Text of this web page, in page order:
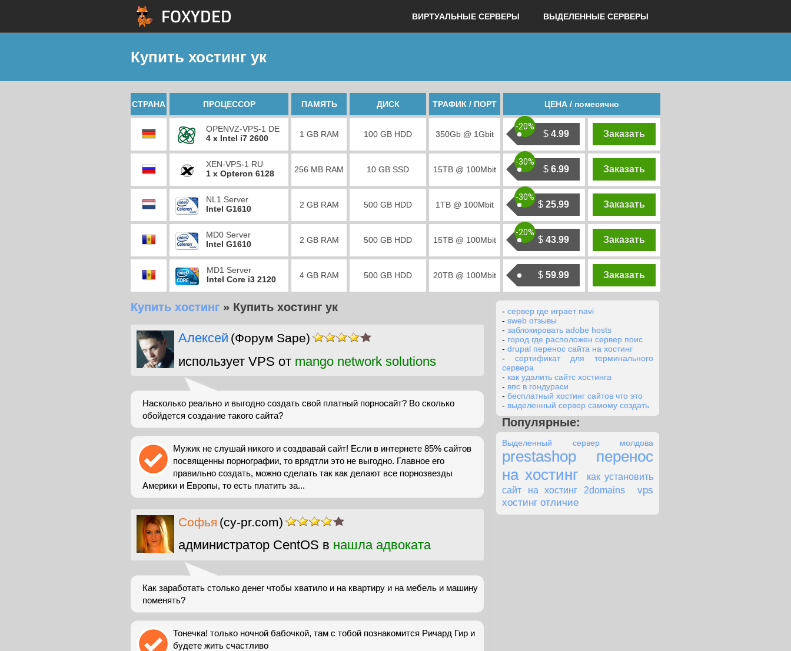
ВИРТУАЛЬНЫЕ СЕРВЕРЫ ВЫДЕЛЕННЫЕ СЕРВЕРЫ
Купить хостинг ук
СТРАНА ПРОЦЕССОР ПАМЯТЬ ДИСК ТРАФИК / ПОРТ ЦЕНА / помесячно
OPENVZ-VPS-1 DE
4 x Intel i7 2600
1 GB RAM 100 GB HDD 350Gb @ 1Gbit $ 4.99
-20%
Заказать
XEN-VPS-1 RU
1 x Opteron 6128
256 MB RAM 10 GB SSD 15TB @ 100Mbit $ 6.99
-30%
Заказать
NL1 Server
Intel G1610
2 GB RAM 500 GB HDD 1TB @ 100Mbit $ 25.99
-30%
Заказать
MD0 Server
Intel G1610
2 GB RAM 500 GB HDD 15TB @ 100Mbit $ 43.99
-20%
Заказать
MD1 Server
Intel Core i3 2120
4 GB RAM 500 GB HDD 20TB @ 100Mbit $ 59.99 Заказать
Купить хостинг » Купить хостинг ук
Алексей (Форум Sape)
использует VPS от mango network solutions
Насколько реально и выгодно создать свой платный порносайт? Во сколько
обойдется создание такого сайта?
Мужик не слушай никого и создвавай сайт! Если в интернете 85% сайтов
посвященны порнографии, то врядтли это не выгодно. Главное его
правильно создать, можно сделать так как делают все порнозвезды
Америки и Европы, то есть платить за...
Софья (cy-pr.com)
администратор CentOS в нашла адвоката
Как заработать столько денег чтобы хватило и на квартиру и на мебель и машину
поменять?
Тонечка! только ночной бабочкой, там с тобой познакомится Ричард Гир и
будете жить счастливо
- сервер где играет navi
- sweb отзывы
- заблокировать adobe hosts
- город где расположен сервер поис
- drupal перенос сайта на хостинг
- сертификат для терминального
сервера
- как удалить сайтс хостинга
- впс в гондураси
- бесплатный хостинг сайтов что это
- выделенный сервер самому создать
Популярные:
Выделенный сервер молдова
prestashop перенос
на хостинг
как установить
сайт на хостинг 2domains
vps
хостинг отличие